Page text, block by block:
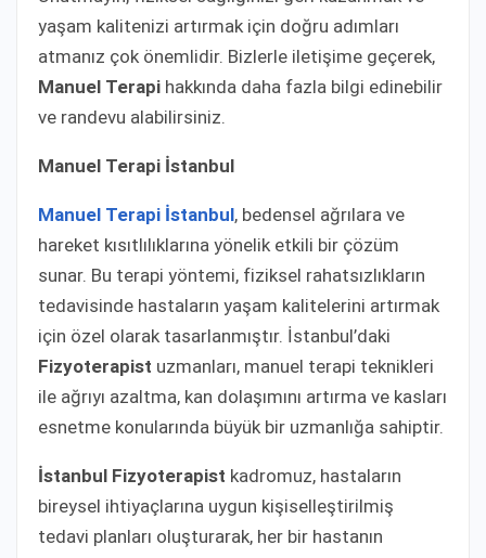
yaşam kalitenizi artırmak için doğru adımları
atmanız çok önemlidir. Bizlerle iletişime geçerek,
Manuel Terapi hakkında daha fazla bilgi edinebilir
ve randevu alabilirsiniz.
Manuel Terapi İstanbul
Manuel Terapi İstanbul, bedensel ağrılara ve
hareket kısıtlılıklarına yönelik etkili bir çözüm
sunar. Bu terapi yöntemi, fiziksel rahatsızlıkların
tedavisinde hastaların yaşam kalitelerini artırmak
için özel olarak tasarlanmıştır. İstanbul’daki
Fizyoterapist uzmanları, manuel terapi teknikleri
ile ağrıyı azaltma, kan dolaşımını artırma ve kasları
esnetme konularında büyük bir uzmanlığa sahiptir.
İstanbul Fizyoterapist kadromuz, hastaların
bireysel ihtiyaçlarına uygun kişiselleştirilmiş
tedavi planları oluşturarak, her bir hastanın